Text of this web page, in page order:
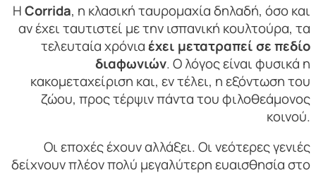
ΗCorrida, η κλασική ταυρομαχία δηλαδή, όσο και
αν έχει ταυτιστεί με την ισπανική κουλτούρα, τα
τελευταία χρόνιαέχει μετατραπεί σε πεδίο
διαφωνιών. Ο λόγος είναι φυσικά η
κακομεταχείριση και, εν τέλει, η εξόντωση του
ζώου, προς τέρψιν πάντα του φιλοθεάμονος
κοινού.
Οι εποχές έχουν αλλάξει. Οι νεότερες γενιές
δείχνουν πλέον πολύ μεγαλύτερη ευαισθησία στο